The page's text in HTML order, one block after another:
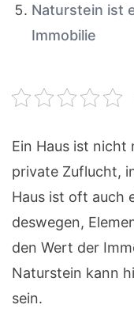
Naturstein ist
Immobilie
Ein Haus ist nicht
private Zuflucht,
Haus ist oft auch
deswegen,
den Wert der
Naturstein kann
sein.